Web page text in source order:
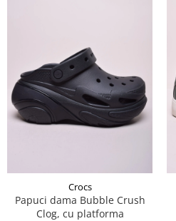
Crocs
Papuci dama Bubble Crush
Clog, cu platforma